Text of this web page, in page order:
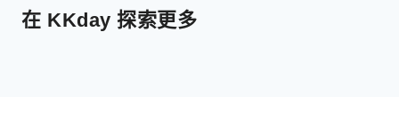
在 KKday 探索更多